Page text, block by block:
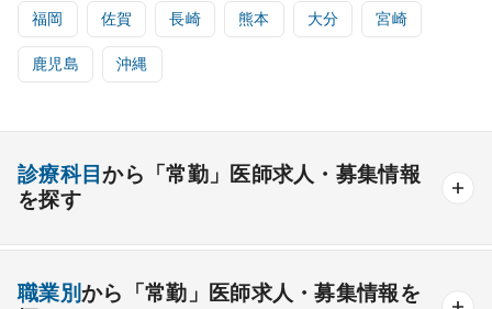
福岡 佐賀 長崎 熊本 大分 宮崎
鹿児島 沖縄
診療科目から「常勤」医師求人・募集情報
を探す
内科系
職業別から「常勤」医師求人・募集情報を